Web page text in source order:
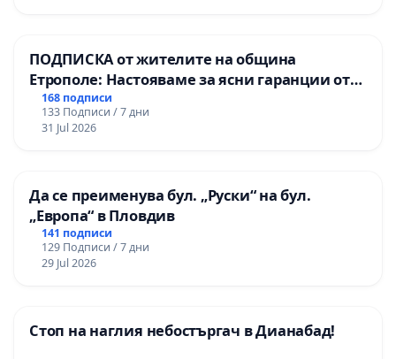
ПОДПИСКА от жителите на община
Етрополе: Настояваме за ясни гаранции от
“Елаците-МЕД” АД и от държавата, че ще се
изпълнят всички екологични норми!
168 подписи
133 Подписи / 7 дни
31 Jul 2026
Да се преименува бул. „Руски“ на бул.
„Европа“ в Пловдив
141 подписи
129 Подписи / 7 дни
29 Jul 2026
Стоп на наглия небостъргач в Дианабад!